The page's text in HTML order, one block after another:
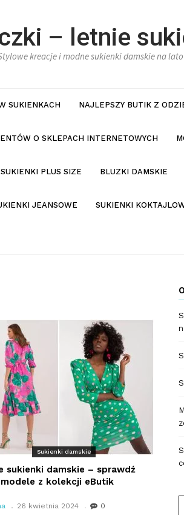
– letnie
kreacje i modne sukienki damskie na lato
SUKIENKACH NAJLEPSZY BUTIK Z
O SKLEPACH INTERNETOWYCH
SUKIENKI PLUS SIZE BLUZKI DAMSKIE
JEANSOWE SUKIENKI
Sukienki damskie
sukienki damskie – sprawdź
z kolekcji eButik
26 kwietnia 2024 0